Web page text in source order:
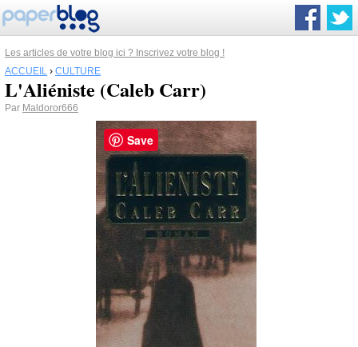
Les articles de votre blog ici ? Inscrivez votre blog !
ACCUEIL › CULTURE
L'Aliéniste (Caleb Carr)
Par Maldoror666
Save